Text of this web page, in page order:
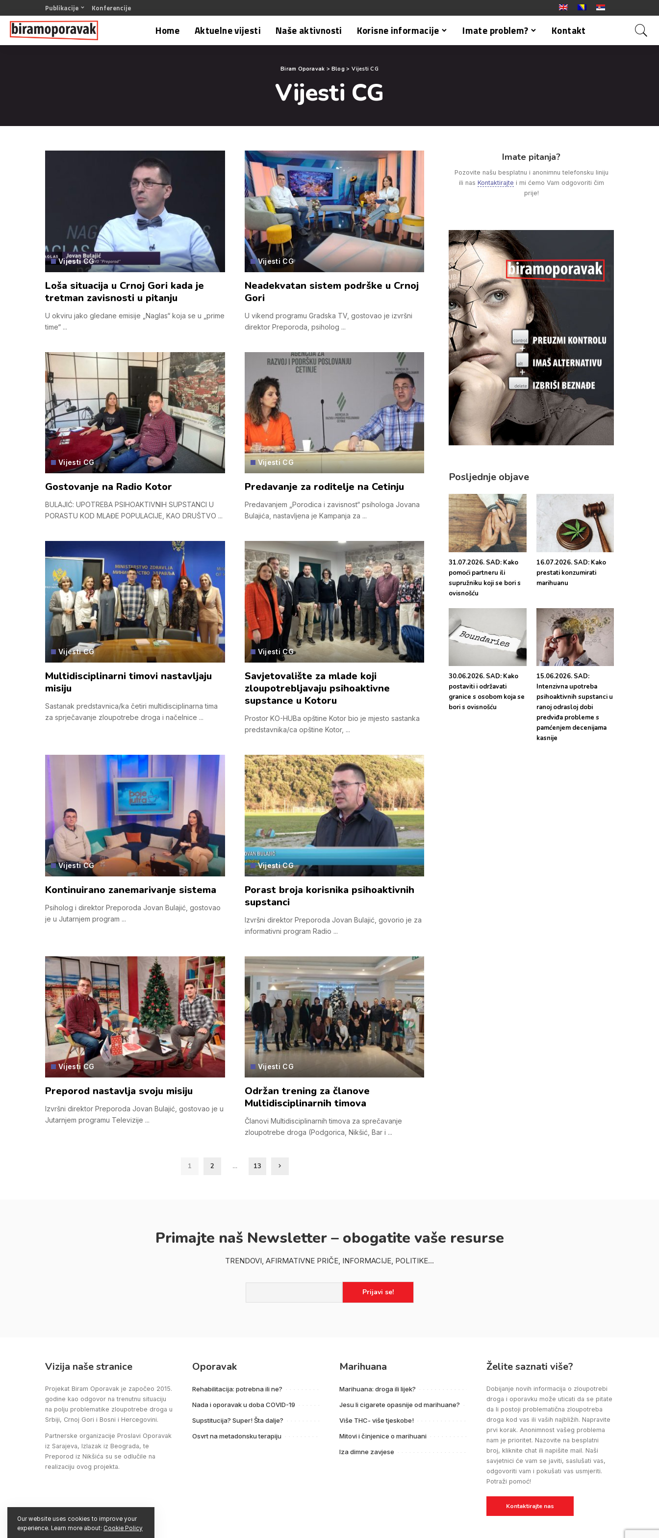
Publikacije Konferencije
Home Aktuelne vijesti Naše aktivnosti Korisne informacije Imate problem? Kontakt
Biram Oporavak > Blog > Vijesti CG
Vijesti CG
Vijesti CG
Loša situacija u Crnoj Gori kada je
tretman zavisnosti u pitanju
U okviru jako gledane emisije „Naglas“ koja se u „prime
time“ ...
Vijesti CG
Neadekvatan sistem podrške u Crnoj
Gori
U vikend programu Gradska TV, gostovao je izvršni
direktor Preporoda, psiholog ...
Vijesti CG
Gostovanje na Radio Kotor
BULAJIĆ: UPOTREBA PSIHOAKTIVNIH SUPSTANCI U
PORASTU KOD MLAĐE POPULACIJE, KAO DRUŠTVO ...
Vijesti CG
Predavanje za roditelje na Cetinju
Predavanjem „Porodica i zavisnost“ psihologa Jovana
Bulajića, nastavljena je Kampanja za ...
Vijesti CG
Multidisciplinarni timovi nastavljaju
misiju
Sastanak predstavnica/ka četiri multidisciplinarna tima
za sprječavanje zloupotrebe droga i načelnice ...
Vijesti CG
Savjetovalište za mlade koji
zloupotrebljavaju psihoaktivne
supstance u Kotoru
Prostor KO-HUBa opštine Kotor bio je mjesto sastanka
predstavnika/ca opštine Kotor, ...
Vijesti CG
Kontinuirano zanemarivanje sistema
Psiholog i direktor Preporoda Jovan Bulajić, gostovao
je u Jutarnjem program ...
Vijesti CG
Porast broja korisnika psihoaktivnih
supstanci
Izvršni direktor Preporoda Jovan Bulajić, govorio je za
informativni program Radio ...
Vijesti CG
Preporod nastavlja svoju misiju
Izvršni direktor Preporoda Jovan Bulajić, gostovao je u
Jutarnjem programu Televizije ...
Vijesti CG
Održan trening za članove
Multidisciplinarnih timova
Članovi Multidisciplinarnih timova za sprečavanje
zloupotrebe droga (Podgorica, Nikšić, Bar i ...
1 2 … 13
Imate pitanja?
Pozovite našu besplatnu i anonimnu telefonsku liniju
ili nas Kontaktirajte i mi ćemo Vam odgovoriti čim
prije!
Posljednje objave
31.07.2026. SAD: Kako
pomoći partneru ili
supružniku koji se bori s
ovisnošću
16.07.2026. SAD: Kako
prestati konzumirati
marihuanu
30.06.2026. SAD: Kako
postaviti i održavati
granice s osobom koja se
bori s ovisnošću
15.06.2026. SAD:
Intenzivna upotreba
psihoaktivnih supstanci u
ranoj odrasloj dobi
predviđa probleme s
pamćenjem decenijama
kasnije
Primajte naš Newsletter – obogatite vaše resurse
TRENDOVI, AFIRMATIVNE PRIČE, INFORMACIJE, POLITIKE...
Vizija naše stranice
Projekat Biram Oporavak je započeo 2015.
godine kao odgovor na trenutnu situaciju
na polju problematike zloupotrebe droga u
Srbiji, Crnoj Gori i Bosni i Hercegovini.
Partnerske organizacije Proslavi Oporavak
iz Sarajeva, Izlazak iz Beograda, te
Preporod iz Nikšića su se odlučile na
realizaciju ovog projekta.
Oporavak
Rehabilitacija: potrebna ili ne?
Nada i oporavak u doba COVID-19
Supstitucija? Super! Šta dalje?
Osvrt na metadonsku terapiju
Marihuana
Marihuana: droga ili lijek?
Jesu li cigarete opasnije od marihuane?
Više THC- više tjeskobe!
Mitovi i činjenice o marihuani
Iza dimne zavjese
Želite saznati više?
Dobijanje novih informacija o zloupotrebi
droga i oporavku može uticati da se pitate
da li postoji problematična zloupotreba
droga kod vas ili vaših najbližih. Napravite
prvi korak. Anonimnost vašeg problema
nam je prioritet. Nazovite na besplatni
broj, kliknite chat ili napišite mail. Naši
savjetnici će vam se javiti, saslušati vas,
odgovoriti vam i pokušati vas usmjeriti.
Potraži pomoć!
Kontaktirajte nas
Our website uses cookies to improve your
experience. Learn more about: Cookie Policy